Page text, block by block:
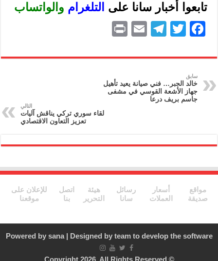
تابعوا أخبار سانا على لتلغرام و الواتساب
F
c
e
b
o
T
itt
T
e
gr
a
m
E
ai
nt
سابق
خالد الجبر… فني صيانة يعيد تأهيل
جهاز الأشعة القوسي في مشفى
جاسم بريف درعا
التالي
لقاء سوري تركي يناقش آليات
تعزيز التعاون الاقتصادي
مواقع
صديقة
أسعار
العملات
رسائل
سانا
هيئة
التحرير
اتصل
بنا
للإعلان على
موقعنا
Powered by sana| Designed by team to develop the software